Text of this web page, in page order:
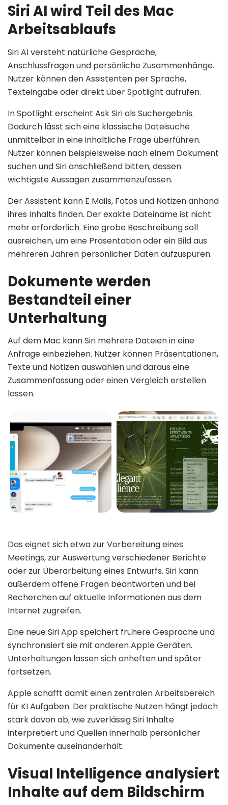
Siri AI wird Teil des Mac
Arbeitsablaufs
Siri AI versteht natürliche Gespräche,
Anschlussfragen und persönliche Zusammenhänge.
Nutzer können den Assistenten per Sprache,
Texteingabe oder direkt über Spotlight aufrufen.
In Spotlight erscheint Ask Siri als Suchergebnis.
Dadurch lässt sich eine klassische Dateisuche
unmittelbar in eine inhaltliche Frage überführen.
Nutzer können beispielsweise nach einem Dokument
suchen und Siri anschließend bitten, dessen
wichtigste Aussagen zusammenzufassen.
Der Assistent kann E Mails, Fotos und Notizen anhand
ihres Inhalts finden. Der exakte Dateiname ist nicht
mehr erforderlich. Eine grobe Beschreibung soll
ausreichen, um eine Präsentation oder ein Bild aus
mehreren Jahren persönlicher Daten aufzuspüren.
Dokumente werden
Bestandteil einer
Unterhaltung
Auf dem Mac kann Siri mehrere Dateien in eine
Anfrage einbeziehen. Nutzer können Präsentationen,
Texte und Notizen auswählen und daraus eine
Zusammenfassung oder einen Vergleich erstellen
lassen.
Das eignet sich etwa zur Vorbereitung eines
Meetings, zur Auswertung verschiedener Berichte
oder zur Überarbeitung eines Entwurfs. Siri kann
außerdem offene Fragen beantworten und bei
Recherchen auf aktuelle Informationen aus dem
Internet zugreifen.
Eine neue Siri App speichert frühere Gespräche und
synchronisiert sie mit anderen Apple Geräten.
Unterhaltungen lassen sich anheften und später
fortsetzen.
Apple schafft damit einen zentralen Arbeitsbereich
für KI Aufgaben. Der praktische Nutzen hängt jedoch
stark davon ab, wie zuverlässig Siri Inhalte
interpretiert und Quellen innerhalb persönlicher
Dokumente auseinanderhält.
Visual Intelligence analysiert
Inhalte auf dem Bildschirm